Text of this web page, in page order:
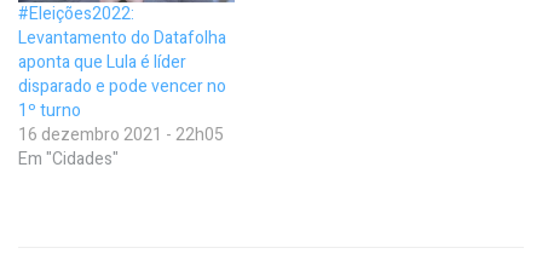
#Eleições2022:
Levantamento do Datafolha
aponta que Lula é líder
disparado e pode vencer no
1º turno
16 dezembro 2021 - 22h05
Em "Cidades"